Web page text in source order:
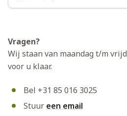
Vragen?
Wij staan van maandag t/m
voor u klaar.
Bel +31 85 016 3025
Stuur een email